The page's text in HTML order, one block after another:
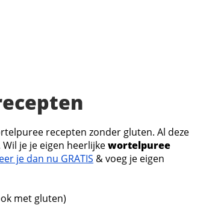
recepten zonder gluten. Al deze
je je eigen heerlijkewortelpuree
je dan nu GRATIS & voeg je eigen
met gluten)